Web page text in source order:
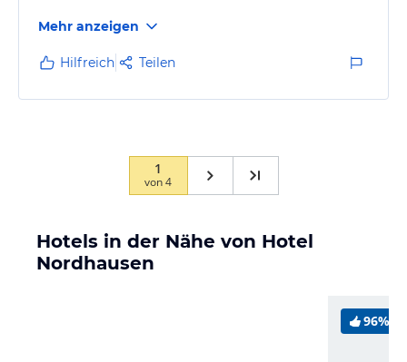
Mehr anzeigen
Hilfreich Teilen
1
von4
Hotels in der Nähe von Hotel
Nordhausen
96%